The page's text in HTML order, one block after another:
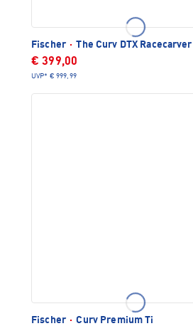
Fischer · The Curv DTX Racecarver
€ 399,00
UVP* € 999,99
Fischer · Curv Premium Ti